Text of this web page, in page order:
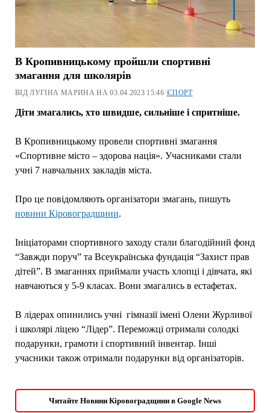
В Кропивницькому пройшли спортивні
змагання для школярів
ВІД ЛУГІНА МАРИНА НА 03.04.2023 15:46 | СПОРТ
Діти змагались, хто швидше, сильніше і спритніше.
В Кропивницькому провели спортивні змагання
«Спортивне місто – здорова нація». Учасниками стали
учні 7 навчальних закладів міста.
Про це повідомляють організатори змагань, пишуть
новини Кіровоградщини.
Ініціаторами спортивного заходу стали благодійний фонд
“Завжди поруч” та Всеукраїнська фундація “Захист прав
дітей”. В змаганнях приймали участь хлопці і дівчата, які
навчаються у 5-9 класах. Вони змагались в естафетах.
В лідерах опинились учні гімназії імені Олени Журливої
і школярі ліцею “Лідер”. Переможці отримали солодкі
подарунки, грамоти і спортивний інвентар. Інші
учасники також отримали подарунки від організаторів.
Читайте Новини Кіровоградщини в Google News